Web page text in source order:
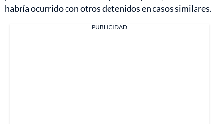
habría ocurrido con otros detenidos en casos similares.
PUBLICIDAD